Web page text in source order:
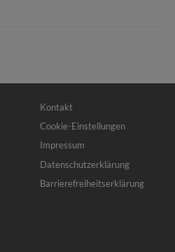
die
Fußbereichsmenü
Kontakt
Cookie-Einstellungen
Impressum
Datenschutzerklärung
Barrierefreiheitserklärung